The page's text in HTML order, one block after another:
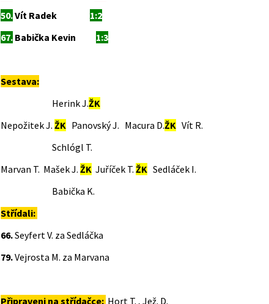
50.Vít Radek
1:2
67. Babička Kevin 1:3
Sestava:
Herink J.ŽK
Nepožitek J.ŽK Panovský J. Macura D.ŽK Vít R.
Schlógl T.
Marvan T. Mašek J.ŽK Juříček T.ŽK Sedláček I.
Babička K.
Střídali:
66.Seyfert V. za Sedláčka
79.Vejrosta M. za Marvana
Připraveni na střídačce: Hort T. , Jež. D.